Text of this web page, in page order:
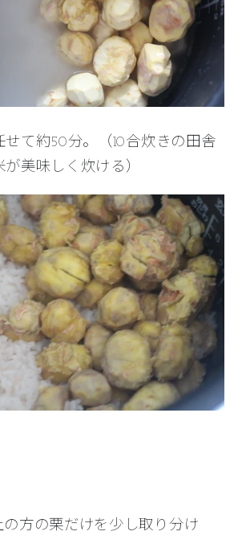
せて約50分。（10合炊きの田舎
美味しく炊ける）
の方の栗だけを少し取り分け